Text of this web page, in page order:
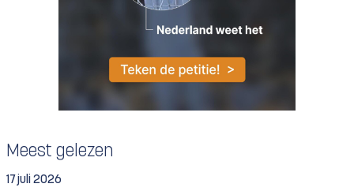
Meest gelezen
17 juli 2026